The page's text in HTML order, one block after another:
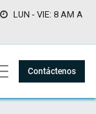
LUN - VIE: 8 AM A
Contáctenos